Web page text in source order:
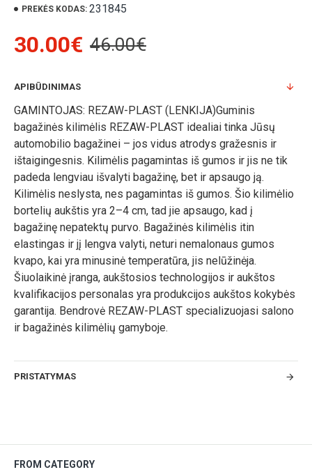
PREKĖS KODAS: 231845
30.00€ 46.00€
APIBŪDINIMAS
GAMINTOJAS: REZAW-PLAST (LENKIJA)Guminis
bagažinės kilimėlis REZAW-PLAST idealiai tinka Jūsų
automobilio bagažinei – jos vidus atrodys gražesnis ir
ištaigingesnis. Kilimėlis pagamintas iš gumos ir jis ne tik
padeda lengviau išvalyti bagažinę, bet ir apsaugo ją.
Kilimėlis neslysta, nes pagamintas iš gumos. Šio kilimėlio
bortelių aukštis yra 2–4 cm, tad jie apsaugo, kad į
bagažinę nepatektų purvo. Bagažinės kilimėlis itin
elastingas ir jį lengva valyti, neturi nemalonaus gumos
kvapo, kai yra minusinė temperatūra, jis nelūžinėja.
Šiuolaikinė įranga, aukštosios technologijos ir aukštos
kvalifikacijos personalas yra produkcijos aukštos kokybės
garantija. Bendrovė REZAW-PLAST specializuojasi salono
ir bagažinės kilimėlių gamyboje.
PRISTATYMAS
FROM CATEGORY